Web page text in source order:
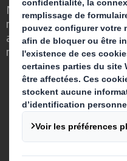
Nous faisons la
nous avons su voir en
avait un rôle important à
monde qui nous
Qui
A